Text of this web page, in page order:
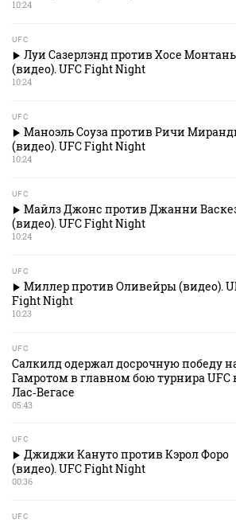
10:24
UFC
Луи Сазерлэнд против Хосе
(видео). UFC Fight Night
10:24
UFC
Маноэль Соуза против Ричи
(видео). UFC Fight Night
10:24
UFC
Майлз Джонс против Джанни
(видео). UFC Fight Night
10:24
UFC
Миллер против Оливейры (видео).
Fight Night
10:23
UFC
Салкилд одержал досрочную победу
Гамротом в главном бою турнира UFC
Лас‑Вегасе
05:43
UFC
Джиджи Кануто против Кэрол Форо
(видео). UFC Fight Night
00:36
UFC